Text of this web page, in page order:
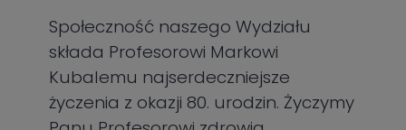
Społeczność naszego Wydziału
składa Profesorowi Markowi
Kubalemu najserdeczniejsze
życzenia z okazji 80. urodzin. Życzymy